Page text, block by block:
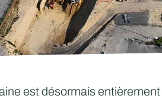
est désormais entièrement